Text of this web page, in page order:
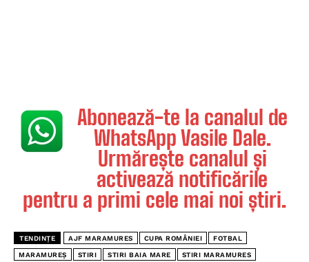
Abonează-te la canalul de
WhatsApp Vasile Dale.
Urmărește canalul și
activează notificările
pentru a primi cele mai noi știri.
TENDINȚE AJF MARAMURES CUPA ROMÂNIEI FOTBAL
MARAMUREȘ STIRI STIRI BAIA MARE STIRI MARAMURES